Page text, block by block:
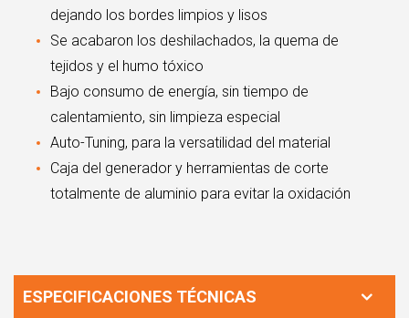
dejando los bordes limpios y lisos
Se acabaron los deshilachados, la quema de
tejidos y el humo tóxico
Bajo consumo de energía, sin tiempo de
calentamiento, sin limpieza especial
Auto-Tuning, para la versatilidad del material
Caja del generador y herramientas de corte
totalmente de aluminio para evitar la oxidación
ESPECIFICACIONES TÉCNICAS